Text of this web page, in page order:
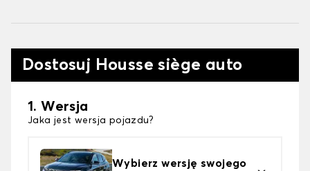
Dostosuj Housse siège auto
1. Wersja
Jaka jest wersja pojazdu?
Wybierz wersję swojego